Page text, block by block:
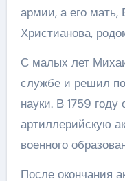
армии, а его мать,
Христианова,
С малых лет
службе и решил
науки. В 1759 году
артиллерийскую
военного
После окончания